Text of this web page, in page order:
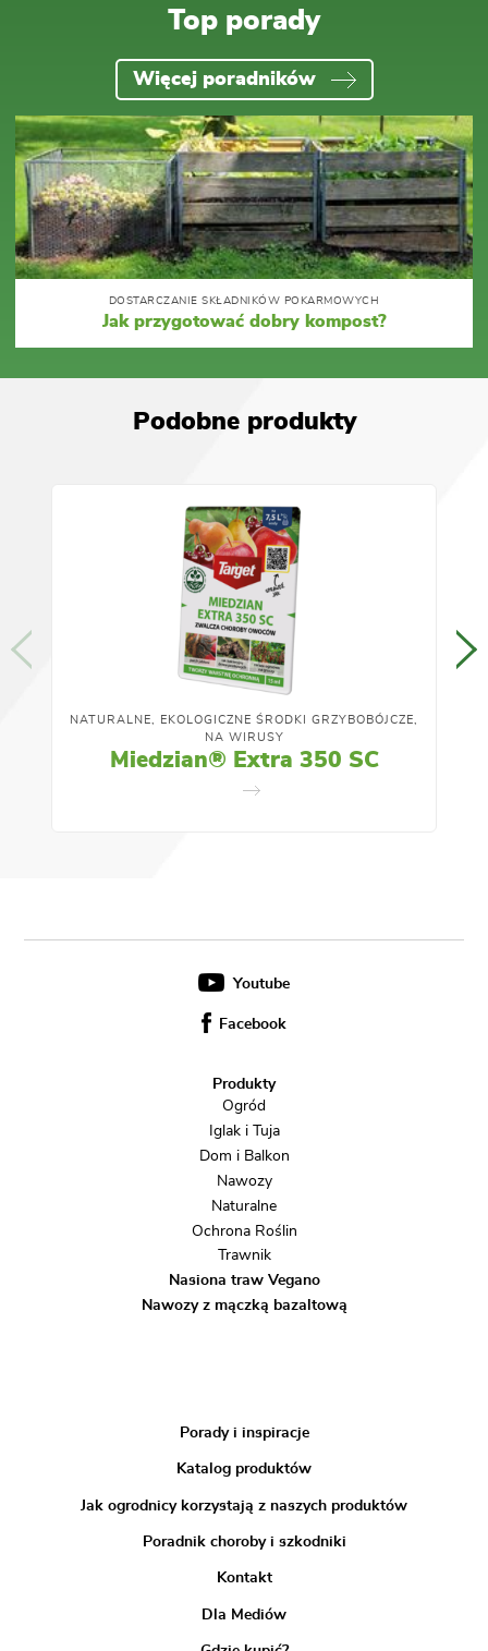
Top porady
Więcej poradników
DOSTARCZANIE SKŁADNIKÓW POKARMOWYCH
Jak przygotować dobry kompost?
Podobne produkty
NATURALNE, EKOLOGICZNE ŚRODKI GRZYBOBÓJCZE,
NA WIRUSY
Miedzian® Extra 350 SC
Youtube
Facebook
Produkty
Ogród
Iglak i Tuja
Dom i Balkon
Nawozy
Naturalne
Ochrona Roślin
Trawnik
Nasiona traw Vegano
Nawozy z mączką bazaltową
Porady i inspiracje
Katalog produktów
Jak ogrodnicy korzystają z naszych produktów
Poradnik choroby i szkodniki
Kontakt
Dla Mediów